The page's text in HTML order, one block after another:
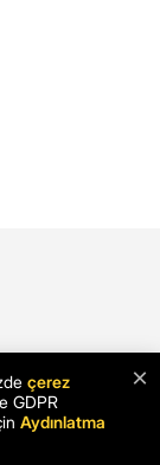
×
çerez
GDPR
Aydınlatma